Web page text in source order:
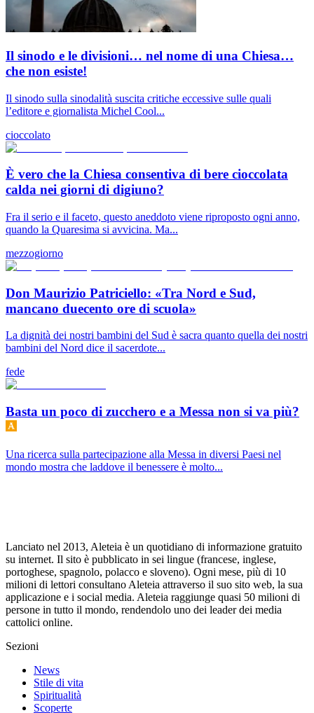
Il sinodo e le divisioni… nel nome di una Chiesa…
che non esiste!
Il sinodo sulla sinodalità suscita critiche eccessive sulle quali
l’editore e giornalista Michel Cool...
cioccolato
È vero che la Chiesa consentiva di bere cioccolata
calda nei giorni di digiuno?
Fra il serio e il faceto, questo aneddoto viene riproposto ogni anno,
quando la Quaresima si avvicina. Ma...
mezzogiorno
Don Maurizio Patriciello: «Tra Nord e Sud,
mancano duecento ore di scuola»
La dignità dei nostri bambini del Sud è sacra quanto quella dei nostri
bambini del Nord dice il sacerdote...
fede
Basta un poco di zucchero e a Messa non si va più?
Una ricerca sulla partecipazione alla Messa in diversi Paesi nel
mondo mostra che laddove il benessere è molto...
Lanciato nel 2013, Aleteia è un quotidiano di informazione gratuito
su internet. Il sito è pubblicato in sei lingue (francese, inglese,
portoghese, spagnolo, polacco e sloveno). Ogni mese, più di 10
milioni di lettori consultano Aleteia attraverso il suo sito web, la sua
applicazione e i social media. Aleteia raggiunge quasi 50 milioni di
persone in tutto il mondo, rendendolo uno dei leader dei media
cattolici online.
Sezioni
News
Stile di vita
Spiritualità
Scoperte